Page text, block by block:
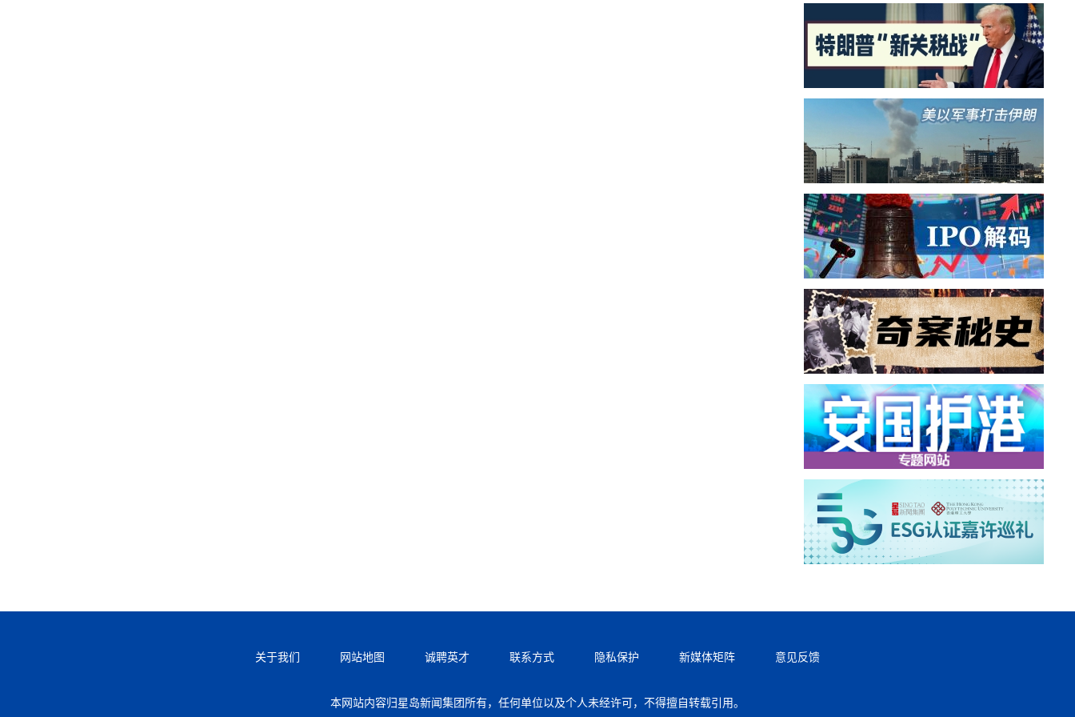
关于我们 网站地图 诚聘英才 联系方式 隐私保护 新媒体矩阵 意见反馈
本网站内容归星岛新闻集团所有，任何单位以及个人未经许可，不得擅自转载引用。